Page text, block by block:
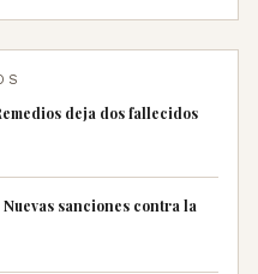
deja dos fallecidos
sanciones contra la